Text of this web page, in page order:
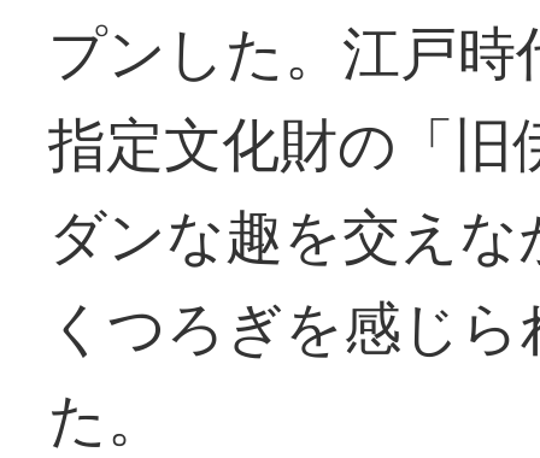
プンした。江戸
指定文化財の「旧
ダンな趣を交え
くつろぎを感じ
た。